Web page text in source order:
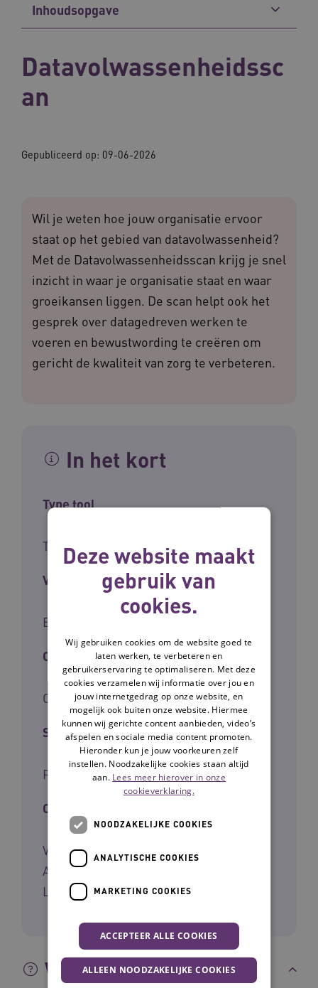
Inhoudsopgave
Datavolwassenheidssc
an
Gepubliceerd op: 09-06-2026
Wil je weten hoe jouw organisatie ervoor
staat op het gebied van datavolwassenheid?
Met de Datavolwassenheidsscan krijg je snel
inzicht in waar je organisatie staat en waar
groeikansen liggen. De scan helpt ook het
gesprek over datagedreven werken te
voeren en bewustwording te creëren om
gericht de kwaliteit van zorg te verbeteren.
In het kort
Type tool
Toolkit
Voor wie
Beleidsmedewerkers, Zorgbestuurders
Cliëntgroep
Cliënten
Soort kennis
Praktijk
Ontwikkelaar
Vilans in samenwerking met RegioPlus,
Academische Werkplaats Ouderenzorg
Limburg en ActiZ.
Wat is het?
Deze website maakt
gebruik van
cookies.
Wij gebruiken cookies om de website goed te
laten werken, te verbeteren en
gebruikerservaring te optimaliseren. Met deze
cookies verzamelen wij informatie over jou en
jouw internetgedrag op onze website, en
mogelijk ook buiten onze website. Hiermee
kunnen wij gerichte content aanbieden, video’s
afspelen en sociale media content promoten.
Hieronder kun je jouw voorkeuren zelf
instellen. Noodzakelijke cookies staan altijd
aan. Lees meer hierover in onze
cookieverklaring.
NOODZAKELIJKE COOKIES
ANALYTISCHE COOKIES
MARKETING COOKIES
ACCEPTEER ALLE COOKIES
ALLEEN NOODZAKELIJKE COOKIES